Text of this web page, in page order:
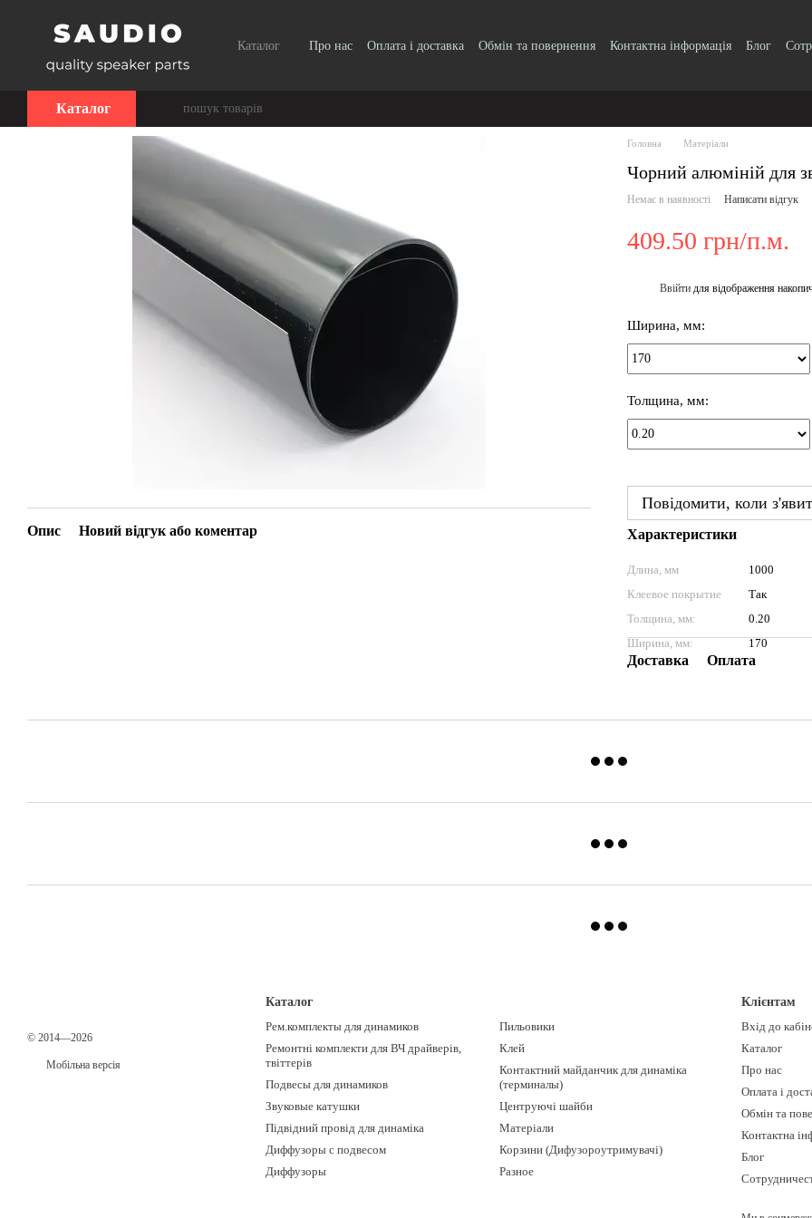
Каталог Про нас Оплата і доставка Обмін та повернення Контактна інформація Блог
Каталог
Опис Новий відгук або коментар
Головна Матеріали
Чорний алюміній для
Немає в наявності Написати відгук
409.50 грн/п.м.
Ввійти для відображення
Ширина, мм:
Толщина, мм:
Повідомити, коли
Характеристики
Длина, мм
1000
Клеевое покрытие
Так
Толщина, мм:
0.20
Ширина, мм:
170
Доставка Оплата
© 2014—2026
Мобільна версія
Каталог
Рем.комплекты для динамиков
Ремонтні комплекти для ВЧ драйверів,
твіттерів
Подвесы для динамиков
Звуковые катушки
Підвідний провід для динаміка
Диффузоры с подвесом
Диффузоры
Пильовики
Клей
Контактний майданчик для динаміка
(терминалы)
Центруючі шайби
Матеріали
Корзини (Дифузороутримувачі)
Разное
Клієнтам
Вхід до
Каталог
Про нас
Оплата і
Обмін та
Контактна
Блог